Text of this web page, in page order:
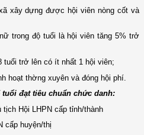
xây dựng đ­ược hội viên nòng cốt và
trong độ tuổi là hội viêntăng 5% trở
tuổi trở lên có ít nhất 1 hội viên;
hoạt th­ờng xuyên và đóng hội phí.
đạt tiêu chuẩn chức danh:
tịch Hội LHPN cấp tỉnh/thành
cấp huyện/thị